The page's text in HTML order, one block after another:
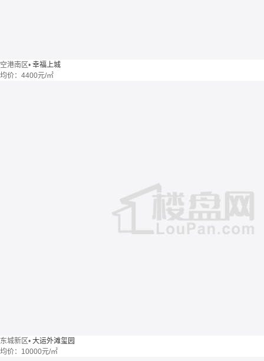
空港南区• 幸福上城
均价： 4400元/㎡
东城新区• 大运外滩玺园
均价： 10000元/㎡